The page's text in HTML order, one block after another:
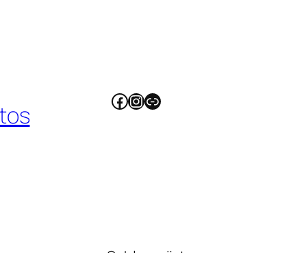
Facebook
Instagram
Link